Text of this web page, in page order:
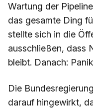
Wartung der
das gesamte Ding
stellte sich in die
ausschließen, dass
bleibt. Danach:
Die
darauf hingewirkt,